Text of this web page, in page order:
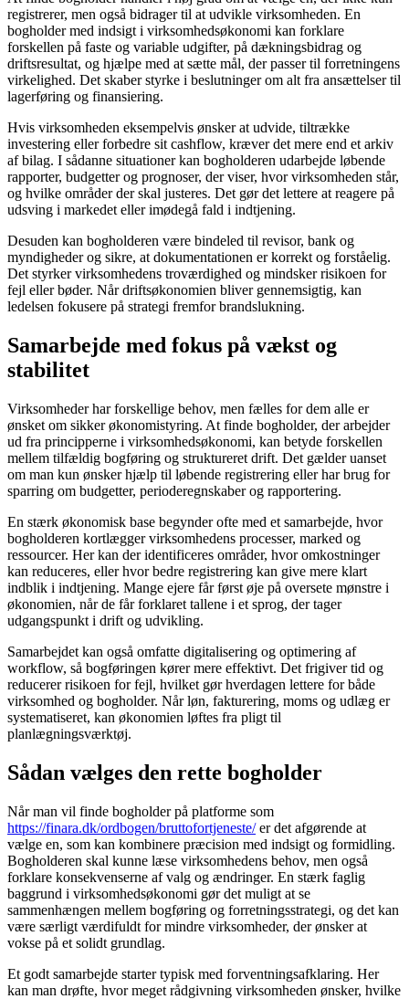
registrerer, men også bidrager til at udvikle virksomheden. En
bogholder med indsigt i virksomhedsøkonomi kan forklare
forskellen på faste og variable udgifter, på dækningsbidrag og
driftsresultat, og hjælpe med at sætte mål, der passer til forretningens
virkelighed. Det skaber styrke i beslutninger om alt fra ansættelser til
lagerføring og finansiering.
Hvis virksomheden eksempelvis ønsker at udvide, tiltrække
investering eller forbedre sit cashflow, kræver det mere end et arkiv
af bilag. I sådanne situationer kan bogholderen udarbejde løbende
rapporter, budgetter og prognoser, der viser, hvor virksomheden står,
og hvilke områder der skal justeres. Det gør det lettere at reagere på
udsving i markedet eller imødegå fald i indtjening.
Desuden kan bogholderen være bindeled til revisor, bank og
myndigheder og sikre, at dokumentationen er korrekt og forståelig.
Det styrker virksomhedens troværdighed og mindsker risikoen for
fejl eller bøder. Når driftsøkonomien bliver gennemsigtig, kan
ledelsen fokusere på strategi fremfor brandslukning.
Samarbejde med fokus på vækst og
stabilitet
Virksomheder har forskellige behov, men fælles for dem alle er
ønsket om sikker økonomistyring. At finde bogholder, der arbejder
ud fra principperne i virksomhedsøkonomi, kan betyde forskellen
mellem tilfældig bogføring og struktureret drift. Det gælder uanset
om man kun ønsker hjælp til løbende registrering eller har brug for
sparring om budgetter, perioderegnskaber og rapportering.
En stærk økonomisk base begynder ofte med et samarbejde, hvor
bogholderen kortlægger virksomhedens processer, marked og
ressourcer. Her kan der identificeres områder, hvor omkostninger
kan reduceres, eller hvor bedre registrering kan give mere klart
indblik i indtjening. Mange ejere får først øje på oversete mønstre i
økonomien, når de får forklaret tallene i et sprog, der tager
udgangspunkt i drift og udvikling.
Samarbejdet kan også omfatte digitalisering og optimering af
workflow, så bogføringen kører mere effektivt. Det frigiver tid og
reducerer risikoen for fejl, hvilket gør hverdagen lettere for både
virksomhed og bogholder. Når løn, fakturering, moms og udlæg er
systematiseret, kan økonomien løftes fra pligt til
planlægningsværktøj.
Sådan vælges den rette bogholder
Når man vil finde bogholder på platforme som
https://finara.dk/ordbogen/bruttofortjeneste/er det afgørende at
vælge en, som kan kombinere præcision med indsigt og formidling.
Bogholderen skal kunne læse virksomhedens behov, men også
forklare konsekvenserne af valg og ændringer. En stærk faglig
baggrund i virksomhedsøkonomi gør det muligt at se
sammenhængen mellem bogføring og forretningsstrategi, og det kan
være særligt værdifuldt for mindre virksomheder, der ønsker at
vokse på et solidt grundlag.
Et godt samarbejde starter typisk med forventningsafklaring. Her
kan man drøfte, hvor meget rådgivning virksomheden ønsker, hvilke